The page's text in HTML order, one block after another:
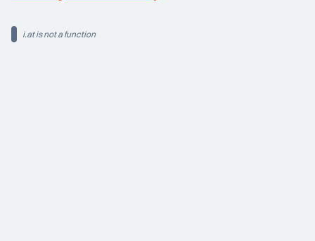
i.at is not a function